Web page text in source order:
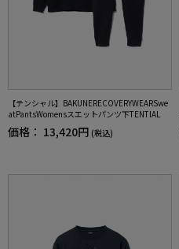
【テンシャル】BAKUNERECOVERYWEARSwe
atPantsWomensスエットパンツ下TENTIAL
価格： 13,420円 (税込)